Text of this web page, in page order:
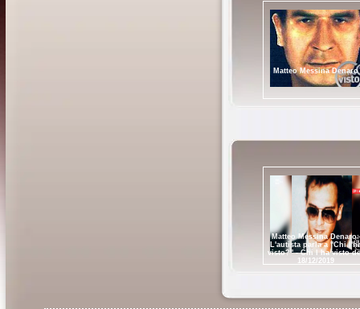
Matteo Messina Denaro
Matteo Messina Denaro:
L'autista parla a "Chi
visto?" - Chi l ha visto
18/12/2019